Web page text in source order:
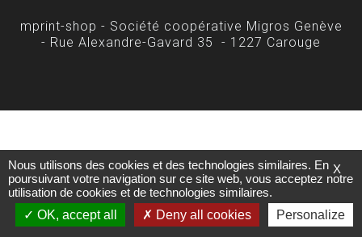
mprint-shop - Société coopérative Migros Genève
- Rue Alexandre-Gavard 35 - 1227 Carouge
X
Nous utilisons des cookies et des technologies similaires. En
poursuivant votre navigation sur ce site web, vous acceptez notre
utilisation de cookies et de technologies similaires.
OK, accept all
Deny all cookies Personalize